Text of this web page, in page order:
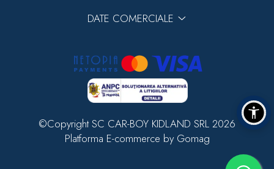
DATE COMERCIALE
©Copyright SC CAR-BOY KIDLAND SRL 2026
Platforma E-commerce by Gomag